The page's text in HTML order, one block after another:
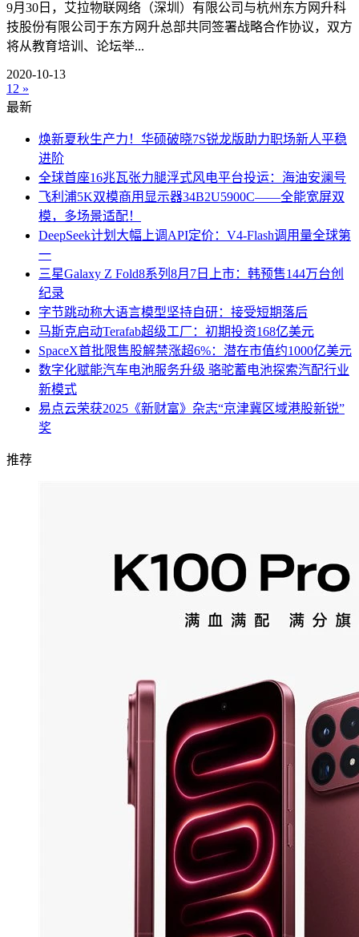
9月30日，艾拉物联网络（深圳）有限公司与杭州东方网升科
技股份有限公司于东方网升总部共同签署战略合作协议，双方
将从教育培训、论坛举...
2020-10-13
1 2 »
最新
焕新夏秋生产力！华硕破晓7S锐龙版助力职场新人平稳
进阶
全球首座16兆瓦张力腿浮式风电平台投运：海油安澜号
飞利浦5K双模商用显示器34B2U5900C——全能宽屏双
模，多场景适配！
DeepSeek计划大幅上调API定价：V4-Flash调用量全球第
一
三星Galaxy Z Fold8系列8月7日上市：韩预售144万台创
纪录
字节跳动称大语言模型坚持自研：接受短期落后
马斯克启动Terafab超级工厂：初期投资168亿美元
SpaceX首批限售股解禁涨超6%：潜在市值约1000亿美元
数字化赋能汽车电池服务升级 骆驼蓄电池探索汽配行业
新模式
易点云荣获2025《新财富》杂志“京津冀区域港股新锐”
奖
推荐